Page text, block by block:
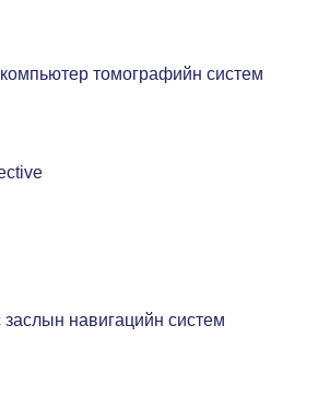
томографийн систем
навигацийн систем